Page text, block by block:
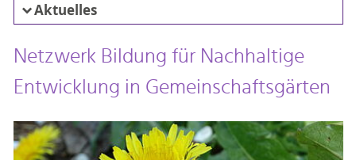
Aktuelles
Netzwerk Bildung für Nachhaltige
Entwicklung in Gemeinschaftsgärten